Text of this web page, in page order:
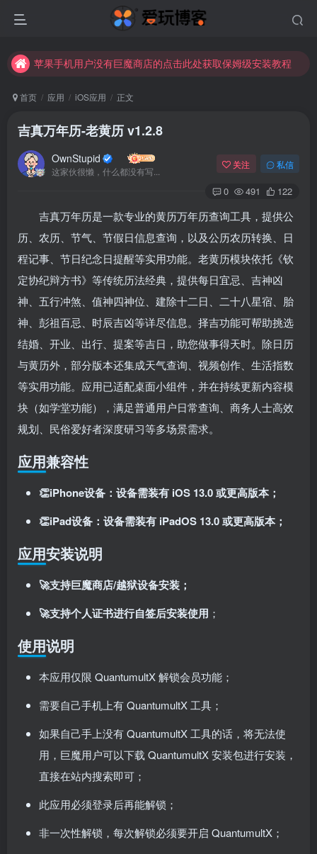
苹果手机用户没有巨魔商店的点击此处获取保姆级安装教程
苹果手机用户没有巨魔商店的点击此处获取保姆级安装教程
首页 应用 iOS应用 正文
吉真万年历-老黄历 v1.2.8
OwnStupid
这家伙很懒，什么都没有写...
关注 私信
0 491 122
吉真万年历是一款专业的黄历万年历查询工具，提供公
历、农历、节气、节假日信息查询，以及公历农历转换、日
程记事、节日纪念日提醒等实用功能。老黄历模块依托《钦
定协纪辩方书》等传统历法经典，提供每日宜忌、吉神凶
神、五行冲煞、值神四神位、建除十二日、二十八星宿、胎
神、彭祖百忌、时辰吉凶等详尽信息。择吉功能可帮助挑选
结婚、开业、出行、提案等吉日，助您做事得天时。除日历
与黄历外，部分版本还集成天气查询、视频创作、生活指数
等实用功能。应用已适配桌面小组件，并在持续更新内容模
块（如学堂功能），满足普通用户日常查询、商务人士高效
规划、民俗爱好者深度研习等多场景需求。
应用兼容性
👏iPhone设备：设备需装有 iOS 13.0 或更高版本；
👏iPad设备：设备需装有 iPadOS 13.0 或更高版本；
应用安装说明
🚀支持巨魔商店/越狱设备安装；
🚀支持个人证书进行自签后安装使用 ；
使用说明
本应用仅限 QuantumultX 解锁会员功能；
需要自己手机上有 QuantumultX 工具；
如果自己手上没有 QuantumultX 工具的话，将无法使
用，巨魔用户可以下载 QuantumultX 安装包进行安装，
直接在站内搜索即可；
此应用必须登录后再能解锁；
非一次性解锁，每次解锁必须要开启 QuantumultX；